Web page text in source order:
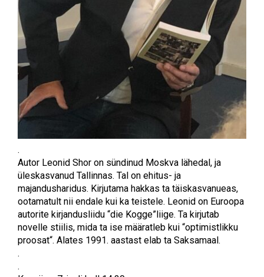
.
Autor Leonid Shor on sündinud Moskva lähedal, ja
üleskasvanud Tallinnas. Tal on ehitus- ja
majandusharidus. Kirjutama hakkas ta täiskasvanueas,
ootamatult nii endale kui ka teistele. Leonid on Euroopa
autorite kirjandusliidu “die Kogge”liige. Ta kirjutab
novelle stiilis, mida ta ise määratleb kui “optimistlikku
proosat“. Alates 1991. aastast elab ta Saksamaal.
.
.